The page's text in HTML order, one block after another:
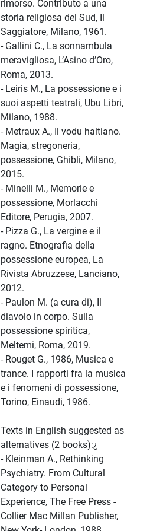
rimorso. Contributo a una
storia religiosa del Sud, Il
Saggiatore, Milano, 1961.
- Gallini C., La sonnambula
meravigliosa, L’Asino d’Oro,
Roma, 2013.
- Leiris M., La possessione e i
suoi aspetti teatrali, Ubu Libri,
Milano, 1988.
- Metraux A., Il vodu haitiano.
Magia, stregoneria,
possessione, Ghibli, Milano,
2015.
- Minelli M., Memorie e
possessione, Morlacchi
Editore, Perugia, 2007.
- Pizza G., La vergine e il
ragno. Etnografia della
possessione europea, La
Rivista Abruzzese, Lanciano,
2012.
- Paulon M. (a cura di), Il
diavolo in corpo. Sulla
possessione spiritica,
Meltemi, Roma, 2019.
- Rouget G., 1986, Musica e
trance. I rapporti fra la musica
e i fenomeni di possessione,
Torino, Einaudi, 1986.
Texts in English suggested as
alternatives (2 books):¿
- Kleinman A., Rethinking
Psychiatry. From Cultural
Category to Personal
Experience, The Free Press -
Collier Mac Millan Publisher,